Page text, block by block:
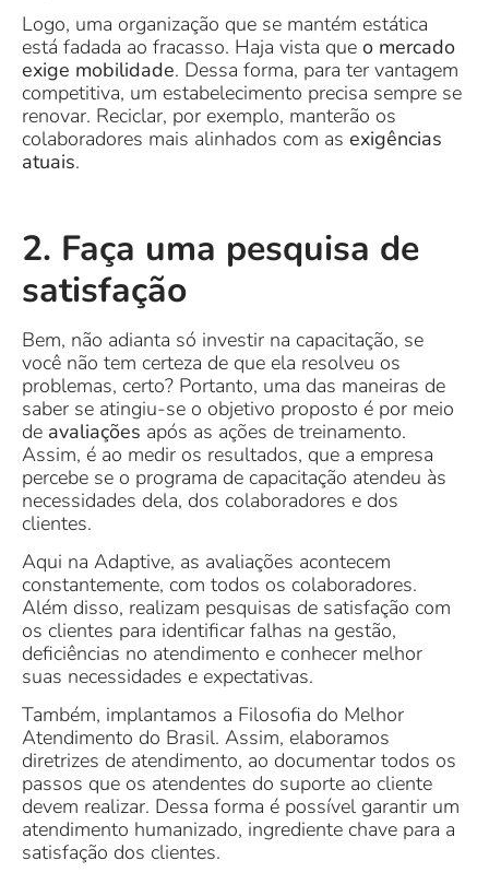
Logo, uma organização que se mantém estática
está fadada ao fracasso. Haja vista que o mercado
exige mobilidade. Dessa forma, para ter vantagem
competitiva, um estabelecimento precisa sempre se
renovar. Reciclar, por exemplo, manterão os
colaboradores mais alinhados com as exigências
atuais.
2. Faça uma pesquisa de
satisfação
Bem, não adianta só investir na capacitação, se
você não tem certeza de que ela resolveu os
problemas, certo? Portanto, uma das maneiras de
saber se atingiu-se o objetivo proposto é por meio
de avaliações após as ações de treinamento.
Assim, é ao medir os resultados, que a empresa
percebe se o programa de capacitação atendeu às
necessidades dela, dos colaboradores e dos
clientes.
Aqui na Adaptive, as avaliações acontecem
constantemente, com todos os colaboradores.
Além disso, realizam pesquisas de satisfação com
os clientes para identificar falhas na gestão,
deficiências no atendimento e conhecer melhor
suas necessidades e expectativas.
Também, implantamos a Filosofia do Melhor
Atendimento do Brasil. Assim, elaboramos
diretrizes de atendimento, ao documentar todos os
passos que os atendentes do suporte ao cliente
devem realizar. Dessa forma é possível garantir um
atendimento humanizado, ingrediente chave para a
satisfação dos clientes.